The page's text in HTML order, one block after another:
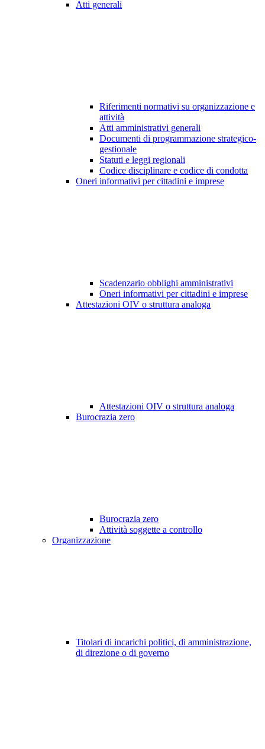
Atti generali
Riferimenti normativi su organizzazione e
attività
Atti amministrativi generali
Documenti di programmazione strategico-
gestionale
Statuti e leggi regionali
Codice disciplinare e codice di condotta
Oneri informativi per cittadini e imprese
Scadenzario obblighi amministrativi
Oneri informativi per cittadini e imprese
Attestazioni OIV o struttura analoga
Attestazioni OIV o struttura analoga
Burocrazia zero
Burocrazia zero
Attività soggette a controllo
Organizzazione
Titolari di incarichi politici, di amministrazione,
di direzione o di governo